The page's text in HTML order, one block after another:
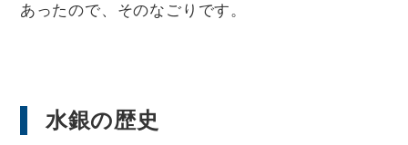
あったので、そのなごりです。
水銀の歴史